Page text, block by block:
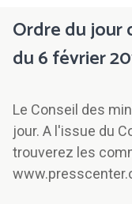
Ordre du jour
du 6 février
Le Conseil des
jour. A l'issue du
trouverez les